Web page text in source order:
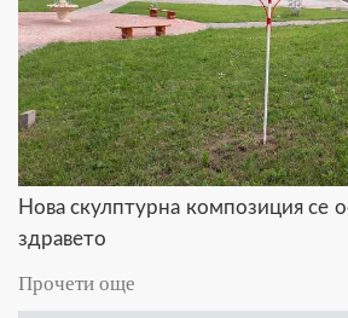
Нова скулптурна композиция се
здравето
Прочети още